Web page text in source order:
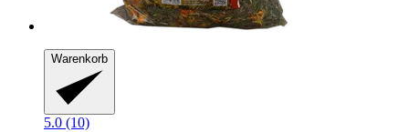
Warenkorb
5.0 (10)